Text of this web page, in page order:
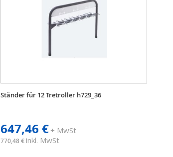
Ständer für 12 Tretroller h729_36
647,46 €+ MwSt
770,48 € inkl. MwSt